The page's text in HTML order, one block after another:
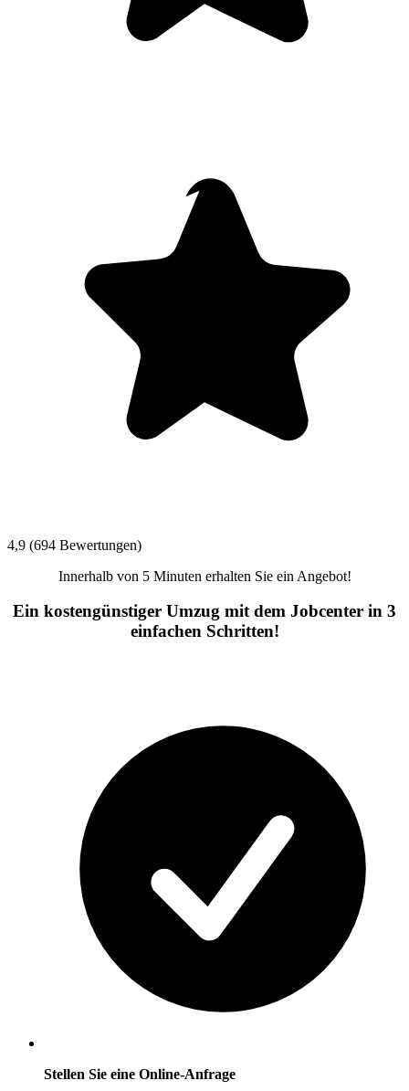
4,9 (694 Bewertungen)
Innerhalb von 5 Minuten erhalten Sie ein Angebot!
Ein kostengünstiger Umzug mit dem Jobcenter in 3
einfachen Schritten!
Stellen Sie eine Online-Anfrage